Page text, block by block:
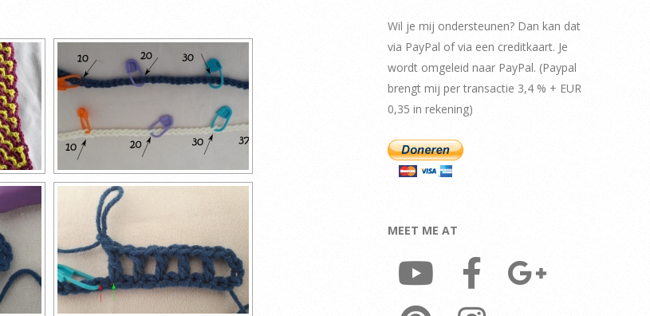
Wil je mij ondersteunen? Dan kan dat
via PayPal of via een creditkaart. Je
wordt omgeleid naar PayPal. (Paypal
brengt mij per transactie 3,4 % + EUR
0,35 in rekening)
MEET ME AT